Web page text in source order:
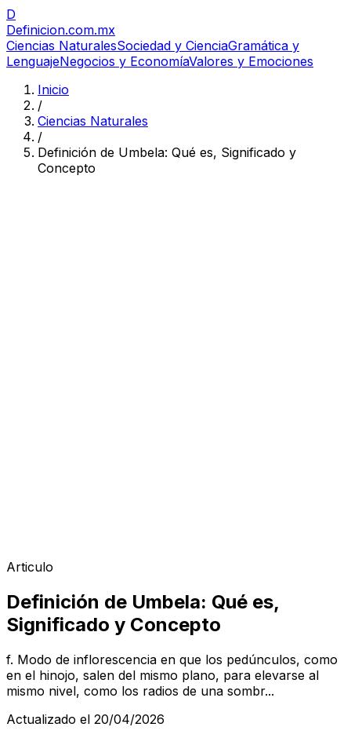
D
Definicion.com.mx
Ciencias NaturalesSociedad y CienciaGramática y
LenguajeNegocios y EconomíaValores y Emociones
Inicio
/
Ciencias Naturales
/
Definición de Umbela: Qué es, Significado y
Concepto
Articulo
Definición de Umbela: Qué es,
Significado y Concepto
f. Modo de inflorescencia en que los pedúnculos, como
en el hinojo, salen del mismo plano, para elevarse al
mismo nivel, como los radios de una sombr...
Actualizado el 20/04/2026